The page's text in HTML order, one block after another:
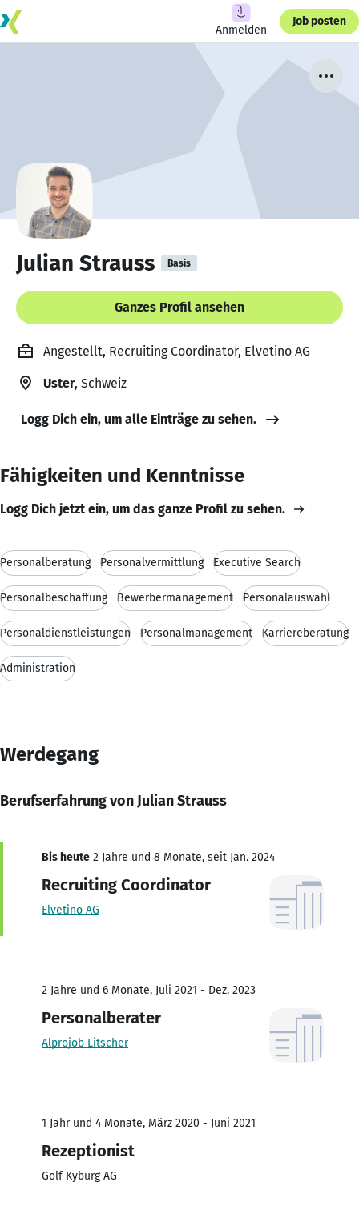
Anmelden
Job posten
Julian Strauss Basis
Ganzes Profil ansehen
Angestellt, Recruiting Coordinator, Elvetino AG
Uster, Schweiz
Logg Dich ein, um alle Einträge zu sehen.
Fähigkeiten und Kenntnisse
Logg Dich jetzt ein, um das ganze Profil zu sehen.
Personalberatung Personalvermittlung Executive Search
Personalbeschaffung Bewerbermanagement Personalauswahl
Personaldienstleistungen Personalmanagement Karriereberatung
Administration
Werdegang
Berufserfahrung von Julian Strauss
Bis heute 2 Jahre und 8 Monate, seit Jan. 2024
Recruiting Coordinator
Elvetino AG
2 Jahre und 6 Monate, Juli 2021 - Dez. 2023
Personalberater
Alprojob Litscher
1 Jahr und 4 Monate, März 2020 - Juni 2021
Rezeptionist
Golf Kyburg AG